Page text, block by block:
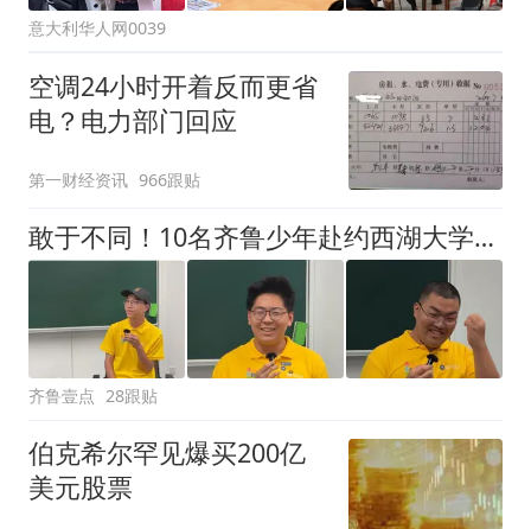
意大利华人网0039
空调24小时开着反而更省
电？电力部门回应
第一财经资讯 966跟贴
敢于不同！10名齐鲁少年赴约西湖大学！他们是谁？为何而选？
齐鲁壹点 28跟贴
伯克希尔罕见爆买200亿
美元股票